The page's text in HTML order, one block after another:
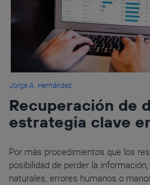
Jorge A. Hernández
Recuperación de
estrategia clave
Por más procedimientos que los
posibilidad de perder la
naturales, errores humanos o